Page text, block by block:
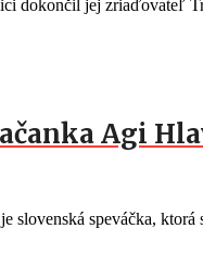
dokončil jej zriaďovateľ
Agi
slovenská speváčka,